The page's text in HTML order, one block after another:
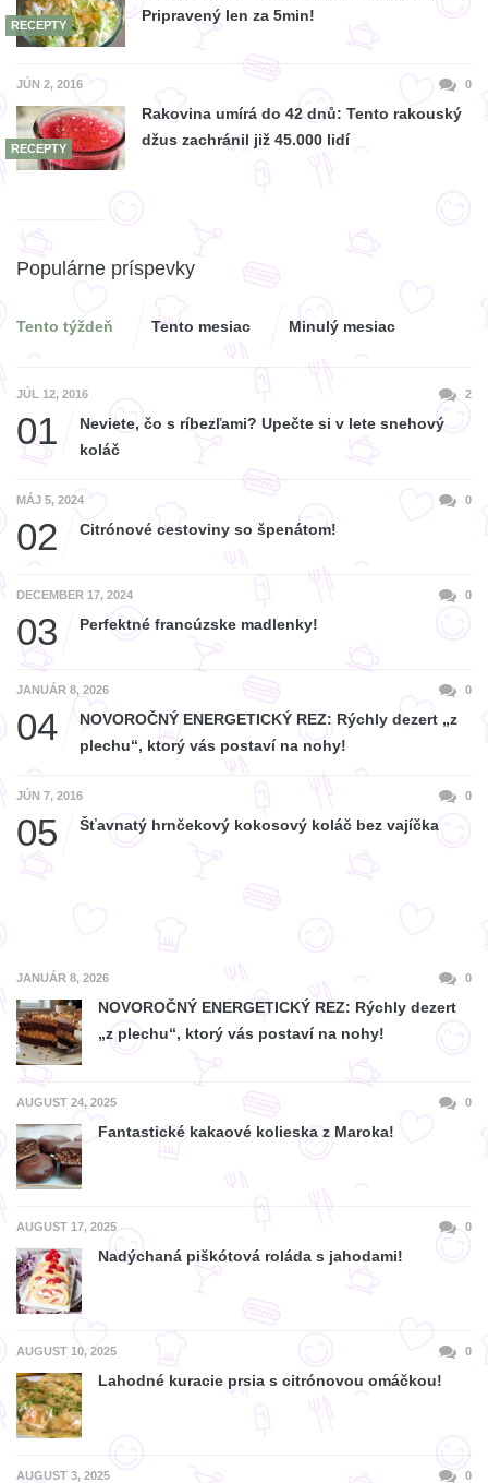
RECEPTY
Pripravený len za 5min!
JÚN 2, 2016 0
RECEPTY
Rakovina umírá do 42 dnů: Tento rakouský
džus zachránil již 45.000 lidí
Populárne príspevky
Tento týždeň Tento mesiac Minulý mesiac
JÚL 12, 2016 2
01
Neviete, čo s ríbezľami? Upečte si v lete snehový
koláč
MÁJ 5, 2024 0
02 Citrónové cestoviny so špenátom!
DECEMBER 17, 2024 0
03 Perfektné francúzske madlenky!
JANUÁR 8, 2026 0
04
NOVOROČNÝ ENERGETICKÝ REZ: Rýchly dezert „z
plechu“, ktorý vás postaví na nohy!
JÚN 7, 2016 0
05 Šťavnatý hrnčekový kokosový koláč bez vajíčka
JANUÁR 8, 2026 0
NOVOROČNÝ ENERGETICKÝ REZ: Rýchly dezert
„z plechu“, ktorý vás postaví na nohy!
AUGUST 24, 2025 0
Fantastické kakaové kolieska z Maroka!
AUGUST 17, 2025 0
Nadýchaná piškótová roláda s jahodami!
AUGUST 10, 2025 0
Lahodné kuracie prsia s citrónovou omáčkou!
AUGUST 3, 2025 0